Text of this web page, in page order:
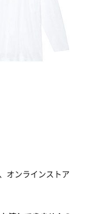
オンラインストア